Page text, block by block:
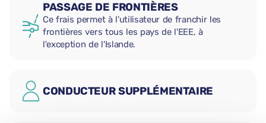
PASSAGE DE FRONTIÈRES
Ce frais permet à l'utilisateur de franchir les
frontières vers tous les pays de l'EEE, à
l'exception de l'Islande.
CONDUCTEUR SUPPLÉMENTAIRE